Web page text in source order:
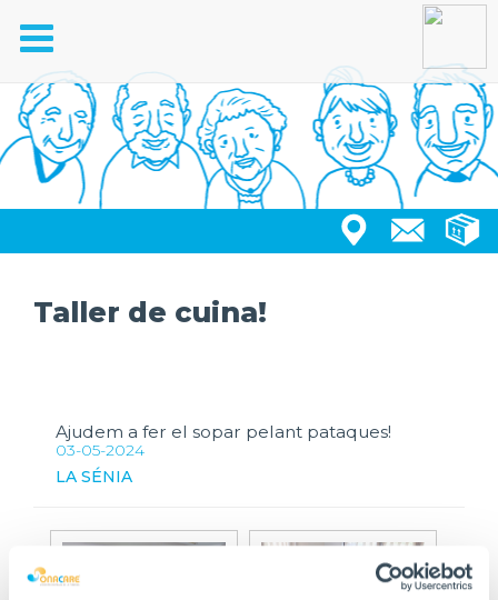
Toggle
navigation
Taller de cuina!
Ajudem a fer el sopar pelant pataques!
03-05-2024
LA SÉNIA